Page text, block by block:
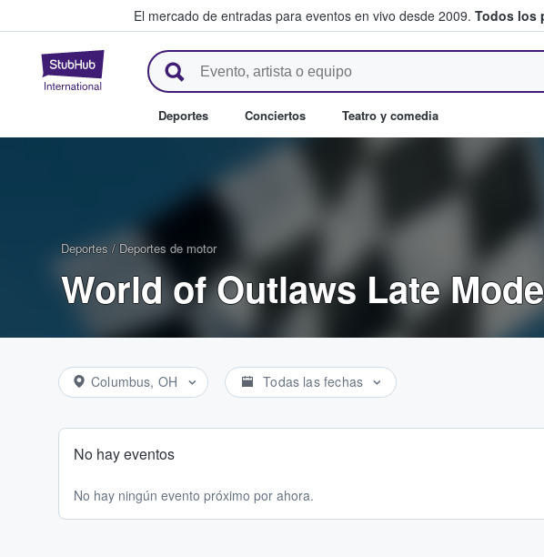
El mercado de entradas para eventos en vivo desde 2009. Todos los
StubHub: compra y venta de entradas entre
Deportes Conciertos Teatro y comedia
Deportes / Deportes de motor
World of Outlaws Late
Columbus, OH Todas las fechas
No hay eventos
No hay ningún evento próximo por ahora.